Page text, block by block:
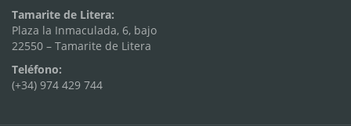
Tamarite de Litera:
Plaza la Inmaculada, 6, bajo
22550 – Tamarite de Litera
Teléfono:
(+34) 974 429 744